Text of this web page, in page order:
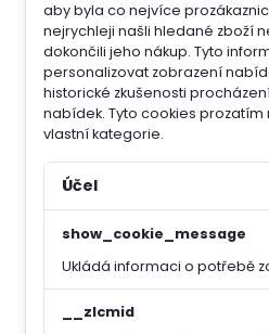
aby byla co nejvíce
nejrychleji našli hledané zboží
dokončili jeho nákup. Tyto
personalizovat zobrazení
historické zkušenosti
nabídek. Tyto cookies prozatím
vlastní kategorie.
Účel
show_cookie_message
Ukládá informaci o potřebě
__zlcmid